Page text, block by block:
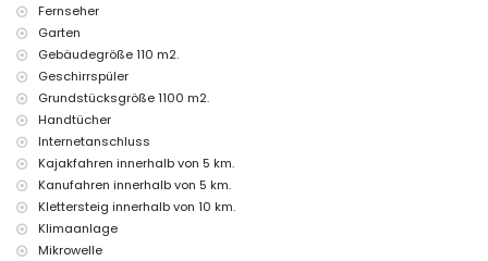
Internet (WiFi)
Bügeleisen und Bügelbrett
Bettwäsche und Handtücher
Empfangsservice und 24-Stunden-Notdienst
Klimaanlage
Einrichtungen und Dienstleistungen gegen Aufpreis
Zustellbett und Kinderbetten (auf Anfrage)
Unterhaltungs- und Freizeitaktivitäten für Ihren Urlaub in Xàbia,
Costa Blanca
Diskothek, Bar und Promenade (El Arenal) (innerhalb von 5 Kilometern
vom Haus)
Fernseher
Garten
Gebäudegröße 110 m2.
Geschirrspüler
Grundstücksgröße 1100 m2.
Handtücher
Internetanschluss
Kajakfahren innerhalb von 5 km.
Kanufahren innerhalb von 5 km.
Klettersteig innerhalb von 10 km.
Klimaanlage
Mikrowelle